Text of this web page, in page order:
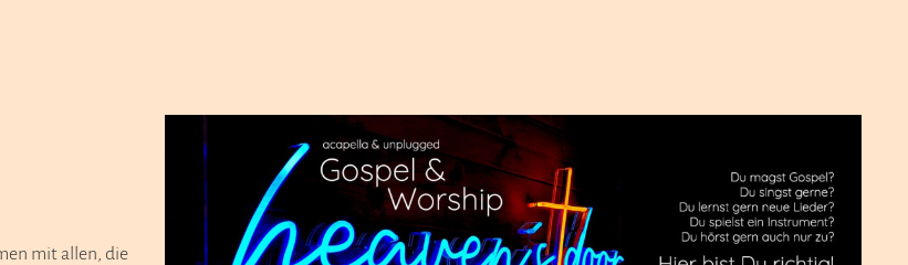
mit allen, die